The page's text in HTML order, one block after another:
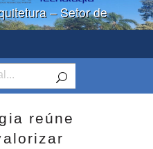
Participe
Acesso à informação
Canais
– Setor de
reúne